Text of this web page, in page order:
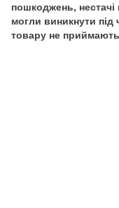
пошкоджень,
могли виникнути під
товару не